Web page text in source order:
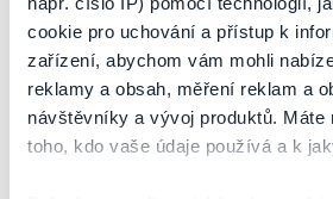
cookie pro uchování a přístup k
zařízení, abychom vám mohli
reklamy a obsah, měření reklam a
návštěvníky a vývoj produktů. Máte
toho, kdo vaše údaje používá a k
Odporúčané